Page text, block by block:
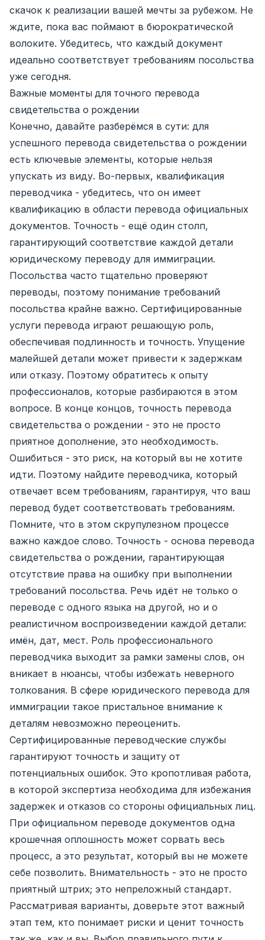
скачок к реализации вашей мечты за рубежом. Не
ждите, пока вас поймают в бюрократической
волоките. Убедитесь, что каждый документ
идеально соответствует требованиям посольства
уже сегодня.
Важные моменты для точного перевода
свидетельства о рождении
Конечно, давайте разберёмся в сути: для
успешного перевода свидетельства о рождении
есть ключевые элементы, которые нельзя
упускать из виду. Во-первых, квалификация
переводчика - убедитесь, что он имеет
квалификацию в области перевода официальных
документов. Точность - ещё один столп,
гарантирующий соответствие каждой детали
юридическому переводу для иммиграции.
Посольства часто тщательно проверяют
переводы, поэтому понимание требований
посольства крайне важно. Сертифицированные
услуги перевода играют решающую роль,
обеспечивая подлинность и точность. Упущение
малейшей детали может привести к задержкам
или отказу. Поэтому обратитесь к опыту
профессионалов, которые разбираются в этом
вопросе. В конце концов, точность перевода
свидетельства о рождении - это не просто
приятное дополнение, это необходимость.
Ошибиться - это риск, на который вы не хотите
идти. Поэтому найдите переводчика, который
отвечает всем требованиям, гарантируя, что ваш
перевод будет соответствовать требованиям.
Помните, что в этом скрупулезном процессе
важно каждое слово. Точность - основа перевода
свидетельства о рождении, гарантирующая
отсутствие права на ошибку при выполнении
требований посольства. Речь идёт не только о
переводе с одного языка на другой, но и о
реалистичном воспроизведении каждой детали:
имён, дат, мест. Роль профессионального
переводчика выходит за рамки замены слов, он
вникает в нюансы, чтобы избежать неверного
толкования. В сфере юридического перевода для
иммиграции такое пристальное внимание к
деталям невозможно переоценить.
Сертифицированные переводческие службы
гарантируют точность и защиту от
потенциальных ошибок. Это кропотливая работа,
в которой экспертиза необходима для избежания
задержек и отказов со стороны официальных лиц.
При официальном переводе документов одна
крошечная оплошность может сорвать весь
процесс, а это результат, который вы не можете
себе позволить. Внимательность - это не просто
приятный штрих; это непреложный стандарт.
Рассматривая варианты, доверьте этот важный
этап тем, кто понимает риски и ценит точность